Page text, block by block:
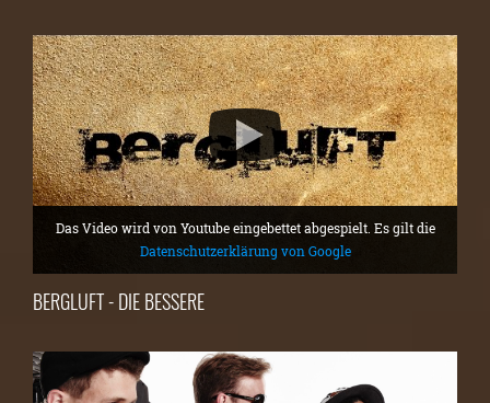
Das Video wird von Youtube eingebettet abgespielt. Es gilt die
Datenschutzerklärung von Google
BERGLUFT - DIE BESSERE